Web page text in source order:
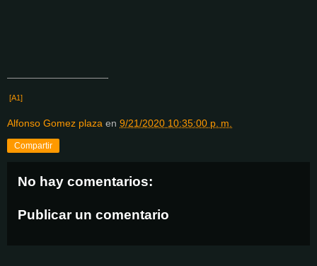
[A1]
Alfonso Gomez plaza en 9/21/2020 10:35:00 p. m.
Compartir
No hay comentarios:
Publicar un comentario